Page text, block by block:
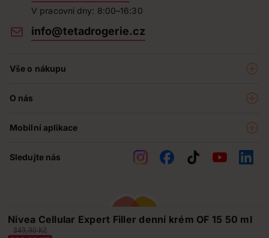
Nivea Cellular Expert Filler denní krém OF 15 50 ml
349,90 Kč
V pracovní dny: 8:00–16:30
info@tetadrogerie.cz
Vše o nákupu
Prodejny
Obchodní podmínky
O nás
Teta pomáhá
Soutěže
Mobilní aplikace
Sledujte nás